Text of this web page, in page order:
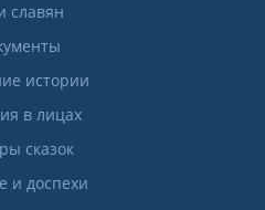
славян
истории
в лицах
сказок
и доспехи